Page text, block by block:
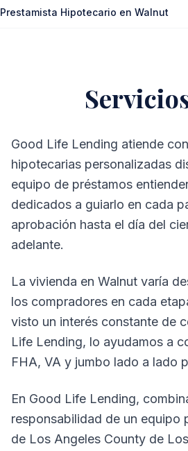
Prestamista Hipotecario en Walnut
Good Life Lending atiende
hipotecarias personalizadas
equipo de préstamos
dedicados a guiarlo en cada
aprobación hasta el día del
adelante.
La vivienda en Walnut varía
los compradores en cada
visto un interés constante de
Life Lending, lo ayudamos a
FHA, VA y jumbo lado a lado
En Good Life Lending,
responsabilidad de un equipo
de Los Angeles County de